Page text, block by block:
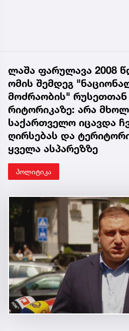
ლაშა ფარულავა 2008
ომის შემდეგ
მოძრაობის"
რიტორიკაზე: არა
საქართველო იცავდა
ღირსებას და
ყველა ასპარეზზე
პოლიტიკა